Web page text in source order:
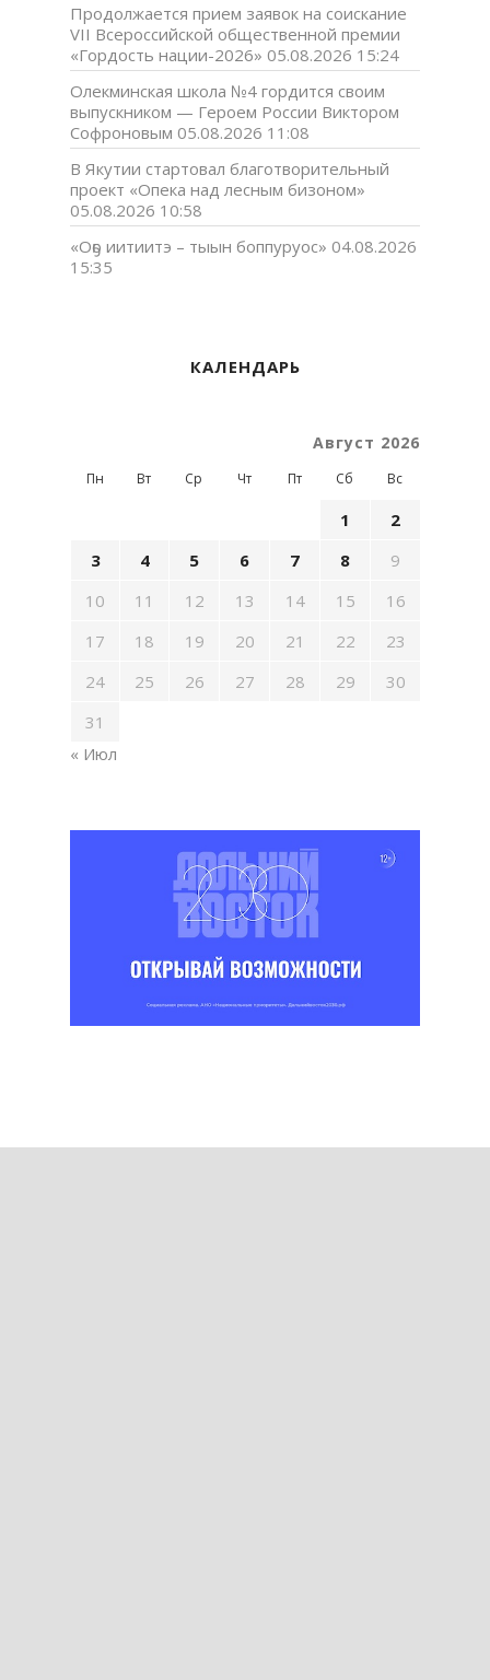
Продолжается прием заявок на соискание
VII Всероссийской общественной премии
«Гордость нации-2026» 05.08.2026 15:24
Олекминская школа №4 гордится своим
выпускником — Героем России Виктором
Софроновым 05.08.2026 11:08
В Якутии стартовал благотворительный
проект «Опека над лесным бизоном»
05.08.2026 10:58
«Оҕо иитиитэ – тыын боппуруос» 04.08.2026
15:35
КАЛЕНДАРЬ
Август 2026
Пн Вт Ср Чт Пт Сб Вс
1
2
3
4 5 6 7 8
9
10
11 12 13 14 15
16
17
18 19 20 21 22
23
24
25 26 27 28 29
30
31
« Июл